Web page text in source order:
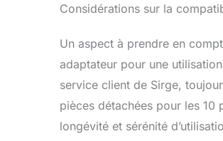
Considérations sur la
Un aspect à prendre en
adaptateur pour une
service client de Sirge,
pièces détachées pour les 10
longévité et sérénité